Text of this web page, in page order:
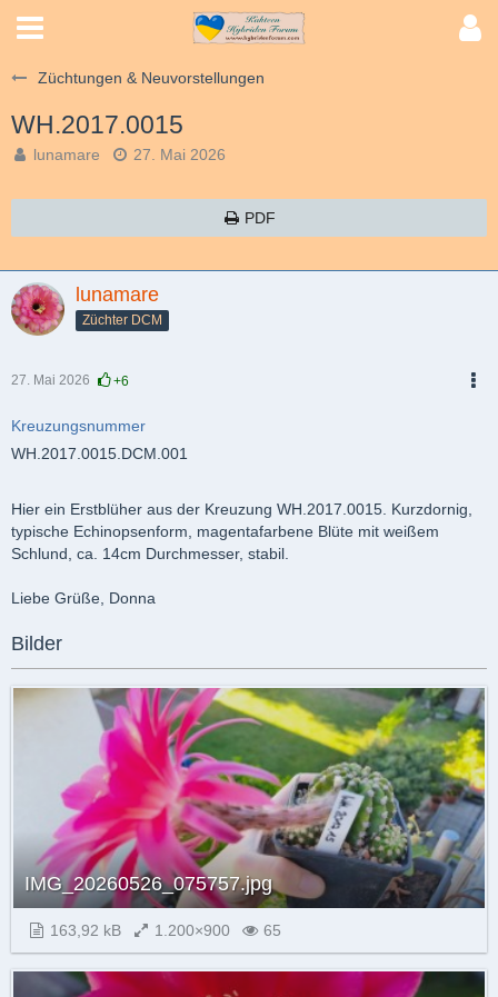
Züchtungen & Neuvorstellungen
WH.2017.0015
lunamare 27. Mai 2026
PDF
lunamare
Züchter DCM
27. Mai 2026 +6
Kreuzungsnummer
WH.2017.0015.DCM.001
Hier ein Erstblüher aus der Kreuzung WH.2017.0015. Kurzdornig,
typische Echinopsenform, magentafarbene Blüte mit weißem
Schlund, ca. 14cm Durchmesser, stabil.
Liebe Grüße, Donna
Bilder
IMG_20260526_075757.jpg
163,92 kB 1.200×900 65